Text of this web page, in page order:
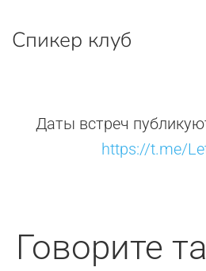
Перейти к содержимому
Спикер клуб
Даты встреч
https://t.me/
Говорите